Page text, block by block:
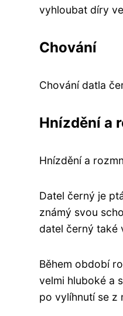
vyhloubat díry
Chování
Chování datla
Hnízdění a
Hnízdění a
Datel černý je
známý svou
datel černý také
Během období
velmi hluboké a
po vylíhnutí se z